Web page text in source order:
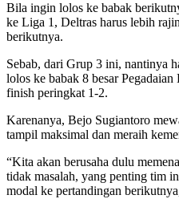
Bila ingin lolos ke babak
ke Liga 1, Deltras harus lebih
berikutnya.
Sebab, dari Grup 3 ini, nantinya
lolos ke babak 8 besar
finish peringkat 1-2.
Karenanya, Bejo Sugiantoro
tampil maksimal dan meraih
“Kita akan berusaha dulu
tidak masalah, yang penting tim
modal ke pertandingan